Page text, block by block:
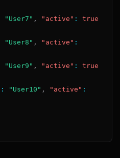
"User7" , "active" :
true
"User8" , "active" :
"User9" , "active" :
true
: "User10" , "active" :